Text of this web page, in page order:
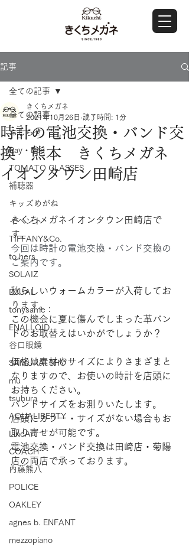
記事
全ての記事
おしらせ
Ray・Ban
TOMATO GLASSES
補聴器
キッズめがね
イベント
TIFFANY&Co.
to hers
SOLAIZ
DJUAL
tonysame：
ENALLOID
谷口眼鏡
SAMURAI SHO
mu
tsubura
AQUALIBERTY
LineArt
COACH
内藤熊八
POLICE
OAKLEY
agnes b. ENFANT
mezzopiano
全ての記事
時計の電池交換・バンド交
換 熊本 きくちメガネ
イオンタウン田崎店
きくちメガネ
2021年10月26日 読了時間: 1分
きくちメガネイオンタウン田崎店で
す。
今回は時計の電池交換・バンド交換の
ご案内です。
秋らしいウォームカラーが入荷してお
ります。
この機会に夏に傷んでしまった革バン
ドのお取替えはいかがでしょうか？
価格は素材やサイズによりさまざまと
なりますので、お使いの時計を店頭に
お持ちください。
バンドサイズをお測りいたします。
店頭にカラー・サイズがない場合もお
取り寄せが可能です。
電池交換・バンド交換は田崎店・菊陽
店の両店で承っております。